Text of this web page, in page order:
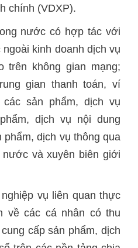
chính (VDXP).
nước có hợp tác với
kinh doanh dịch vụ
trên không gian mạng;
gian thanh toán, ví
sản phẩm, dịch vụ
dịch vụ nội dung
phẩm, dịch vụ thông qua
và xuyên biên giới
vụ liên quan thực
về các cá nhân có thu
cấp sản phẩm, dịch